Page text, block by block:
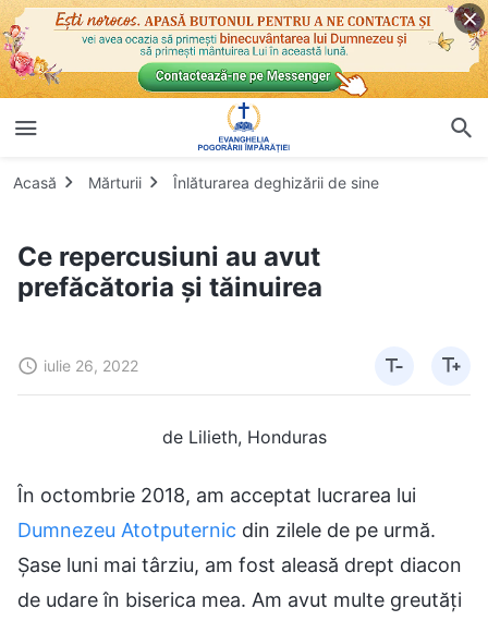
Acasă Mărturii Înlăturarea deghizării de sine
Ce repercusiuni au avut
prefăcătoria și tăinuirea
iulie 26, 2022
de Lilieth, Honduras
În octombrie 2018, am acceptat lucrarea lui
Dumnezeu Atotputernic din zilele de pe urmă.
Șase luni mai târziu, am fost aleasă drept diacon
de udare în biserica mea. Am avut multe greutăți